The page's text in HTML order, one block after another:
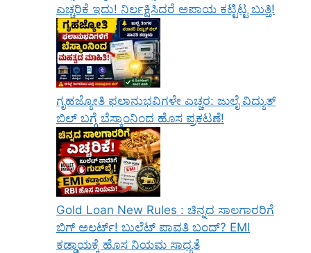
ಎಚ್ಚರಿಕೆ ಇದು! ನಿರ್ಲಕ್ಷಿಸಿದರೆ ಅಪಾಯ ಕಟ್ಟಿಟ್ಟ ಬುತ್ತಿ!
ಗೃಹಜ್ಯೋತಿ ಫಲಾನುಭವಿಗಳೇ ಎಚ್ಚರ: ಜುಲೈ ವಿದ್ಯುತ್
ಬಿಲ್ ಬಗ್ಗೆ ಬೆಸ್ಕಾಂನಿಂದ ಹೊಸ ಪ್ರಕಟಣೆ!
Gold Loan New Rules : ಚಿನ್ನದ ಸಾಲಗಾರರಿಗೆ
ಬಿಗ್ ಅಲರ್ಟ್! ಬುಲೆಟ್ ಪಾವತಿ ಬಂದ್? EMI
ಕಡ್ಡಾಯಕ್ಕೆ ಹೊಸ ನಿಯಮ ಸಾಧ್ಯತೆ